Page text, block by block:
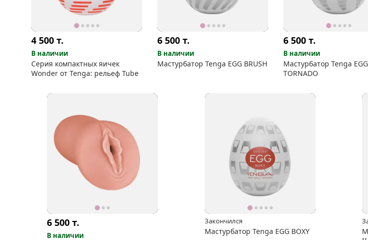
4 500 т.
В наличии
Серия компактных яичек
Wonder от Tenga: рельеф Tube
6 500 т.
В наличии
Мастурбатор Tenga EGG BRUSH
6 500 т.
В наличии
Мастурбатор Tenga EGG
TORNADO
6 500т.
В наличии
Закончился
Мастурбатор Tenga EGG BOXY